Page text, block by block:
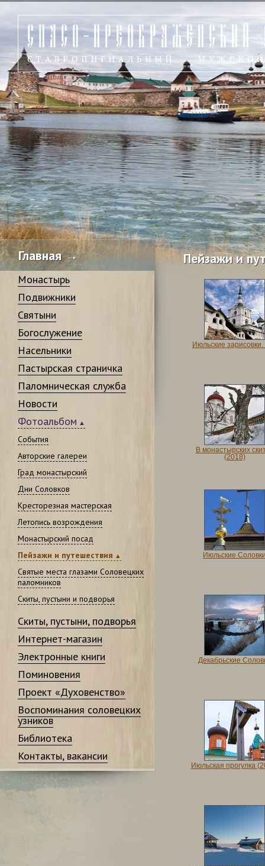
Главная →
Монастырь
Подвижники
Святыни
Богослужение
Насельники
Пастырская страничка
Паломническая служба
Новости
Фотоальбом
События
Авторские галереи
Град монастырский
Дни Соловков
Кресторезная мастерская
Летопись возрождения
Монастырский посад
Пейзажи и путешествия
Святые места глазами Соловецких
паломников
Скиты, пустыни и подворья
Скиты, пустыни, подворья
Интернет-магазин
Электронные книги
Поминовения
Проект «Духовенство»
Воспоминания соловецких
узников
Библиотека
Контакты, вакансии
Пейзажи и
Июльские зарисовки.
В монастырских
(2018)
Июльские
Декабрьские
Июльская прогулка